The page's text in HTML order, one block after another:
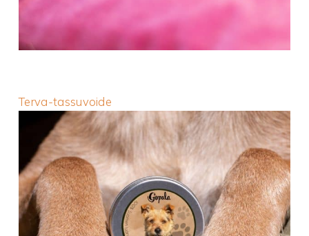
Terva-tassuvoide